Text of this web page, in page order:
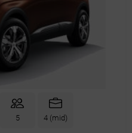
5 4 (mid)